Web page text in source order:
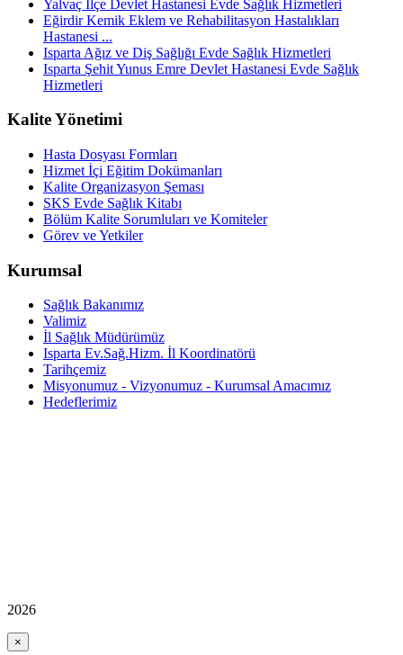
Yalvaç İlçe Devlet Hastanesi Evde Sağlık Hizmetleri
Eğirdir Kemik Eklem ve Rehabilitasyon Hastalıkları
Hastanesi ...
Isparta Ağız ve Diş Sağlığı Evde Sağlık Hizmetleri
Isparta Şehit Yunus Emre Devlet Hastanesi Evde Sağlık
Hizmetleri
Kalite Yönetimi
Hasta Dosyası Formları
Hizmet İçi Eğitim Dokümanları
Kalite Organizasyon Şeması
SKS Evde Sağlık Kitabı
Bölüm Kalite Sorumluları ve Komiteler
Görev ve Yetkiler
Kurumsal
Sağlık Bakanımız
Valimiz
İl Sağlık Müdürümüz
Isparta Ev.Sağ.Hizm. İl Koordinatörü
Tarihçemiz
Misyonumuz - Vizyonumuz - Kurumsal Amacımız
Hedeflerimiz
2026
×